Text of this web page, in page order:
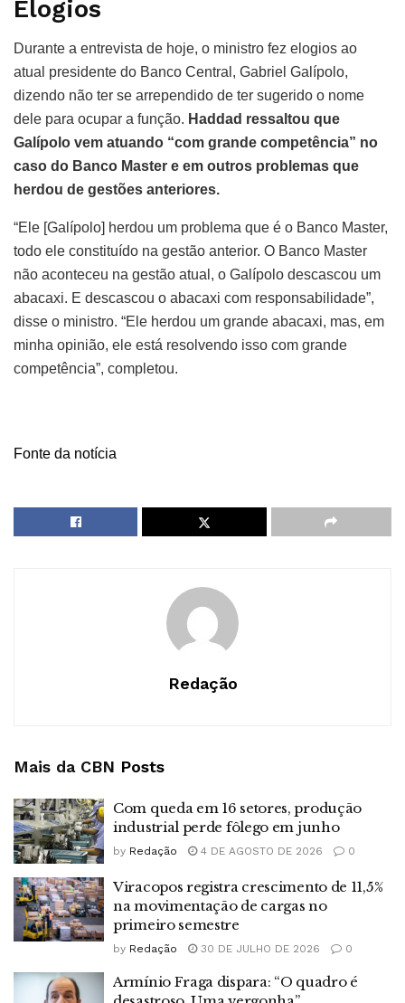
Elogios
Durante a entrevista de hoje, o ministro fez elogios ao
atual presidente do Banco Central, Gabriel Galípolo,
dizendo não ter se arrependido de ter sugerido o nome
dele para ocupar a função. Haddad ressaltou que
Galípolo vem atuando “com grande competência” no
caso do Banco Master e em outros problemas que
herdou de gestões anteriores.
“Ele [Galípolo] herdou um problema que é o Banco Master,
todo ele constituído na gestão anterior. O Banco Master
não aconteceu na gestão atual, o Galípolo descascou um
abacaxi. E descascou o abacaxi com responsabilidade”,
disse o ministro. “Ele herdou um grande abacaxi, mas, em
minha opinião, ele está resolvendo isso com grande
competência”, completou.
Fonte da notícia
Redação
Mais da CBN Posts
Com queda em 16 setores, produção
industrial perde fôlego em junho
by Redação 4 DE AGOSTO DE 2026 0
Viracopos registra crescimento de 11,5%
na movimentação de cargas no
primeiro semestre
by Redação 30 DE JULHO DE 2026 0
Armínio Fraga dispara: “O quadro é